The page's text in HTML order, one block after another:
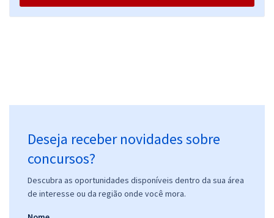
Deseja receber novidades sobre
concursos?
Descubra as oportunidades disponíveis dentro da sua área
de interesse ou da região onde você mora.